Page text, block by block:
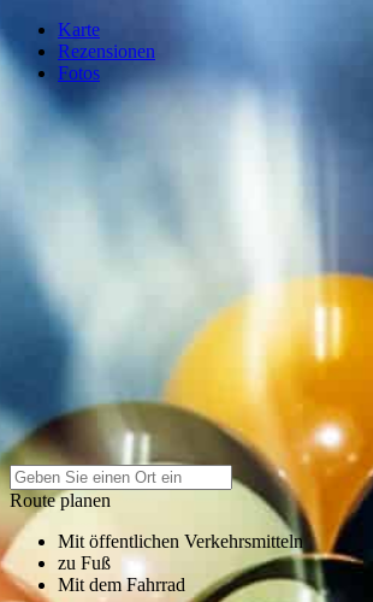
Karte
Rezensionen
Fotos
Route planen
Mit öffentlichen Verkehrsmitteln
zu Fuß
Mit dem Fahrrad